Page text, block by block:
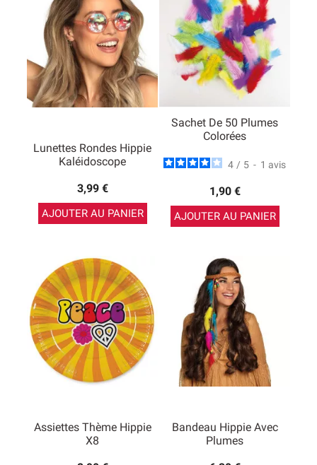
Lunettes Rondes Hippie
Kaléidoscope
3,99 €
AJOUTER AU PANIER
Sachet De 50 Plumes
Colorées
4 / 5 - 1 avis
1,90 €
AJOUTER AU PANIER
Assiettes Thème Hippie
X8
Bandeau Hippie Avec
Plumes